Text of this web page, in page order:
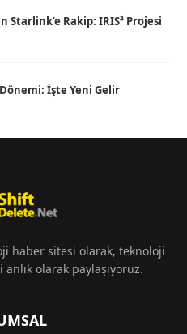
Starlink’e Rakip: IRIS² Projesi
İşte Yeni Gelir
haber sitesi olarak, teknoloji
olarak paylaşıyoruz.